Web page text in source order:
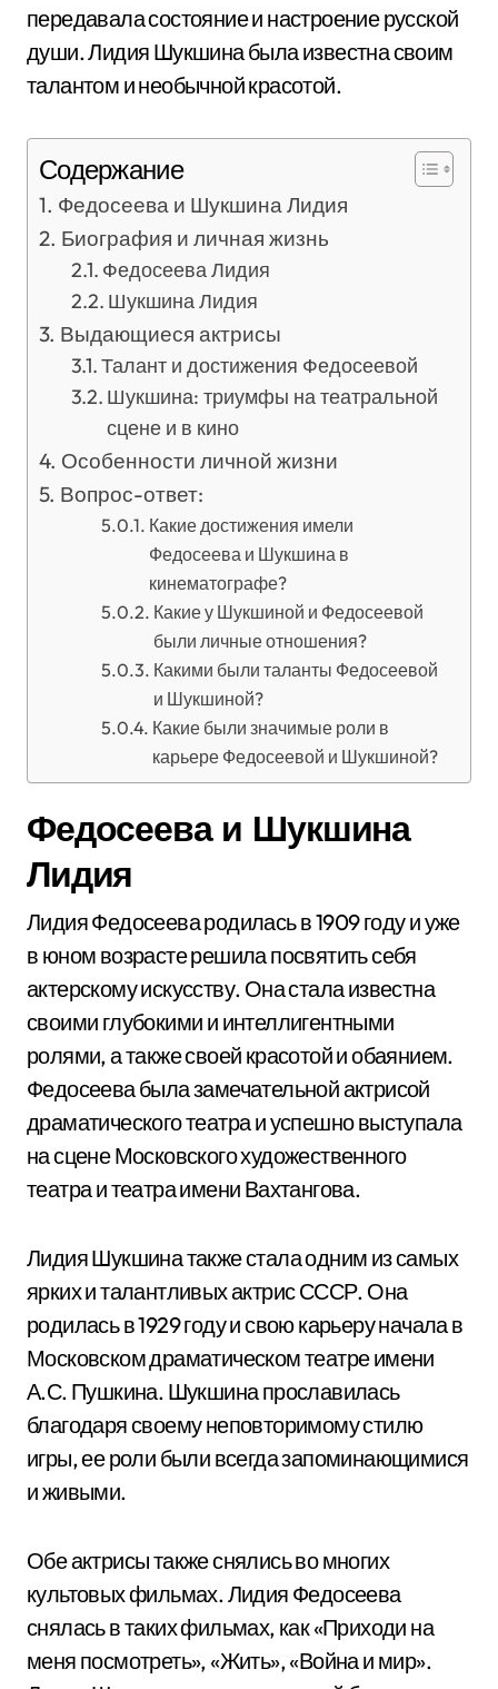
передавала состояние и настроение русской
души. Лидия Шукшина была известна своим
талантом и необычной красотой.
Содержание
Федосеева и Шукшина Лидия
Биография и личная жизнь
Федосеева Лидия
Шукшина Лидия
Выдающиеся актрисы
Талант и достижения Федосеевой
Шукшина: триумфы на театральной
сцене и в кино
Особенности личной жизни
Вопрос-ответ:
Какие достижения имели
Федосеева и Шукшина в
кинематографе?
Какие у Шукшиной и Федосеевой
были личные отношения?
Какими были таланты Федосеевой
и Шукшиной?
Какие были значимые роли в
карьере Федосеевой и Шукшиной?
Федосеева и Шукшина
Лидия
Лидия Федосеева родилась в 1909 году и уже
в юном возрасте решила посвятить себя
актерскому искусству. Она стала известна
своими глубокими и интеллигентными
ролями, а также своей красотой и обаянием.
Федосеева была замечательной актрисой
драматического театра и успешно выступала
на сцене Московского художественного
театра и театра имени Вахтангова.
Лидия Шукшина также стала одним из самых
ярких и талантливых актрис СССР. Она
родилась в 1929 году и свою карьеру начала в
Московском драматическом театре имени
А.С. Пушкина. Шукшина прославилась
благодаря своему неповторимому стилю
игры, ее роли были всегда запоминающимися
и живыми.
Обе актрисы также снялись во многих
культовых фильмах. Лидия Федосеева
снялась в таких фильмах, как «Приходи на
меня посмотреть», «Жить», «Война и мир».